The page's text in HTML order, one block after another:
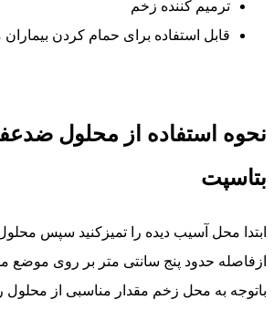
ترمیم کننده زخم
قابل استفاده برای حمام کردن بیماران
نحوه استفاده از محلول
بتاسپت
ابتدا محل آسیب دیده را تمیزکنید سپس
ازفاصله حدود پنج سانتی متر بر روی موضع
باتوجه به محل زخم مقدار مناسبی از محلول